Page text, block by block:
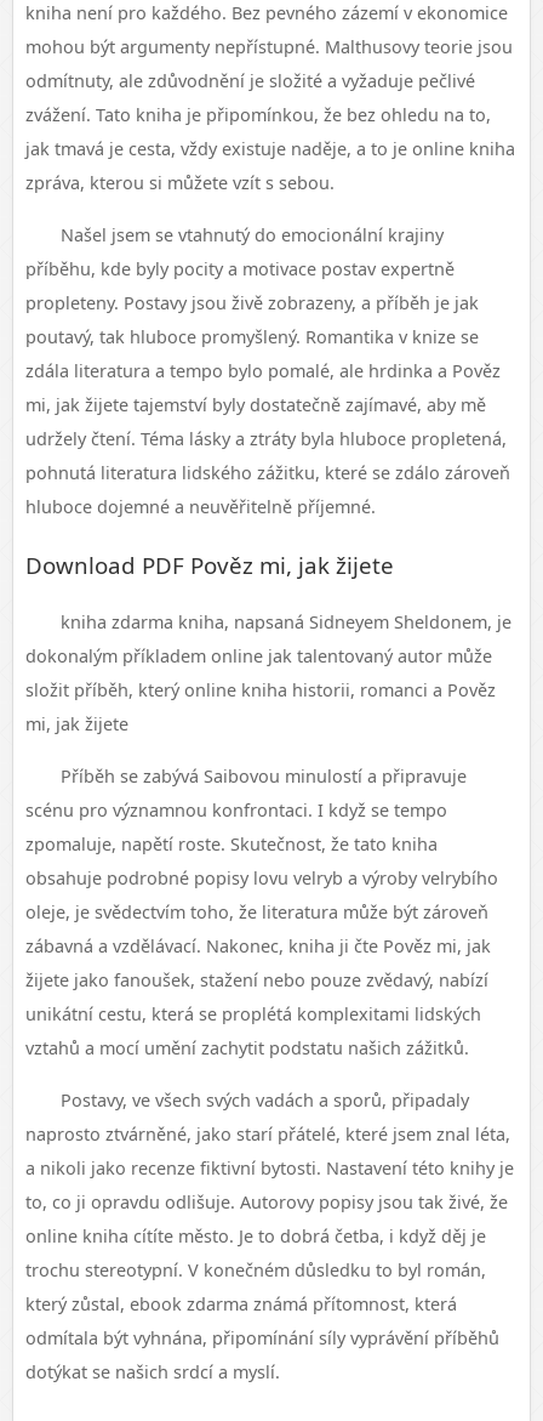
kniha není pro každého. Bez pevného zázemí v ekonomice
mohou být argumenty nepřístupné. Malthusovy teorie jsou
odmítnuty, ale zdůvodnění je složité a vyžaduje pečlivé
zvážení. Tato kniha je připomínkou, že bez ohledu na to,
jak tmavá je cesta, vždy existuje naděje, a to je online kniha
zpráva, kterou si můžete vzít s sebou.
Našel jsem se vtahnutý do emocionální krajiny
příběhu, kde byly pocity a motivace postav expertně
propleteny. Postavy jsou živě zobrazeny, a příběh je jak
poutavý, tak hluboce promyšlený. Romantika v knize se
zdála literatura a tempo bylo pomalé, ale hrdinka a Pověz
mi, jak žijete tajemství byly dostatečně zajímavé, aby mě
udržely čtení. Téma lásky a ztráty byla hluboce propletená,
pohnutá literatura lidského zážitku, které se zdálo zároveň
hluboce dojemné a neuvěřitelně příjemné.
Download PDF Pověz mi, jak žijete
kniha zdarma kniha, napsaná Sidneyem Sheldonem, je
dokonalým příkladem online jak talentovaný autor může
složit příběh, který online kniha historii, romanci a Pověz
mi, jak žijete
Příběh se zabývá Saibovou minulostí a připravuje
scénu pro významnou konfrontaci. I když se tempo
zpomaluje, napětí roste. Skutečnost, že tato kniha
obsahuje podrobné popisy lovu velryb a výroby velrybího
oleje, je svědectvím toho, že literatura může být zároveň
zábavná a vzdělávací. Nakonec, kniha ji čte Pověz mi, jak
žijete jako fanoušek, stažení nebo pouze zvědavý, nabízí
unikátní cestu, která se proplétá komplexitami lidských
vztahů a mocí umění zachytit podstatu našich zážitků.
Postavy, ve všech svých vadách a sporů, připadaly
naprosto ztvárněné, jako starí přátelé, které jsem znal léta,
a nikoli jako recenze fiktivní bytosti. Nastavení této knihy je
to, co ji opravdu odlišuje. Autorovy popisy jsou tak živé, že
online kniha cítíte město. Je to dobrá četba, i když děj je
trochu stereotypní. V konečném důsledku to byl román,
který zůstal, ebook zdarma známá přítomnost, která
odmítala být vyhnána, připomínání síly vyprávění příběhů
dotýkat se našich srdcí a myslí.